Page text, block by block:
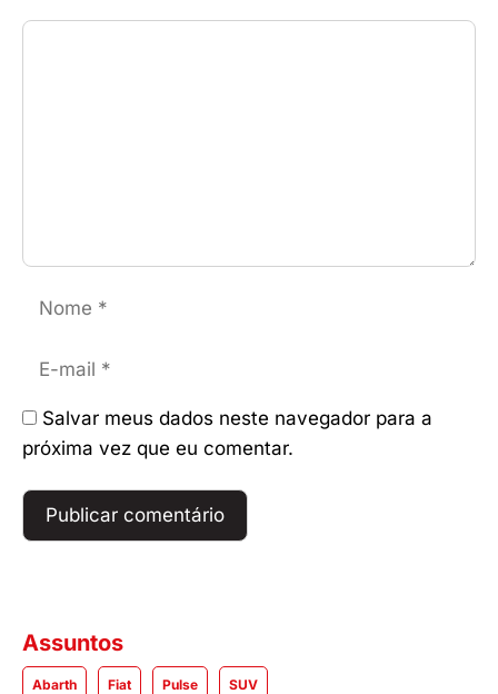
Comentário
Nome
E-
mail
Salvar meus dados neste navegador para a
próxima vez que eu comentar.
Assuntos
Abarth Fiat Pulse SUV